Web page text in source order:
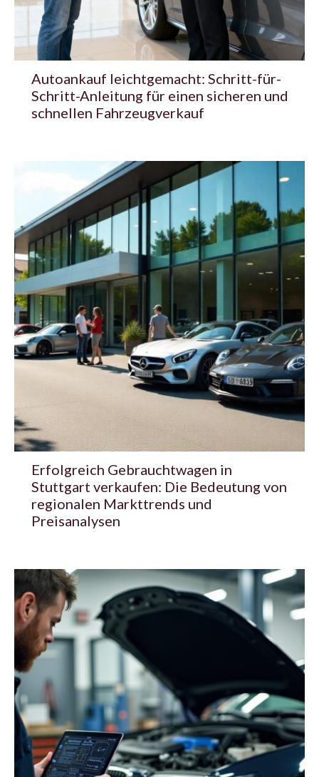
Autoankauf leichtgemacht: Schritt-für-
Schritt-Anleitung für einen sicheren und
schnellen Fahrzeugverkauf
Erfolgreich Gebrauchtwagen in
Stuttgart verkaufen: Die Bedeutung von
regionalen Markttrends und
Preisanalysen